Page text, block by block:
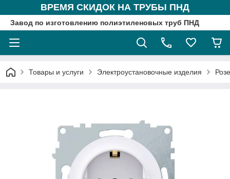
ВРЕМЯ СКИДОК НА ТРУБЫ ПНД
Завод по изготовлению полиэтиленовых труб ПНД
Товары и услуги Электроустановочные изделия